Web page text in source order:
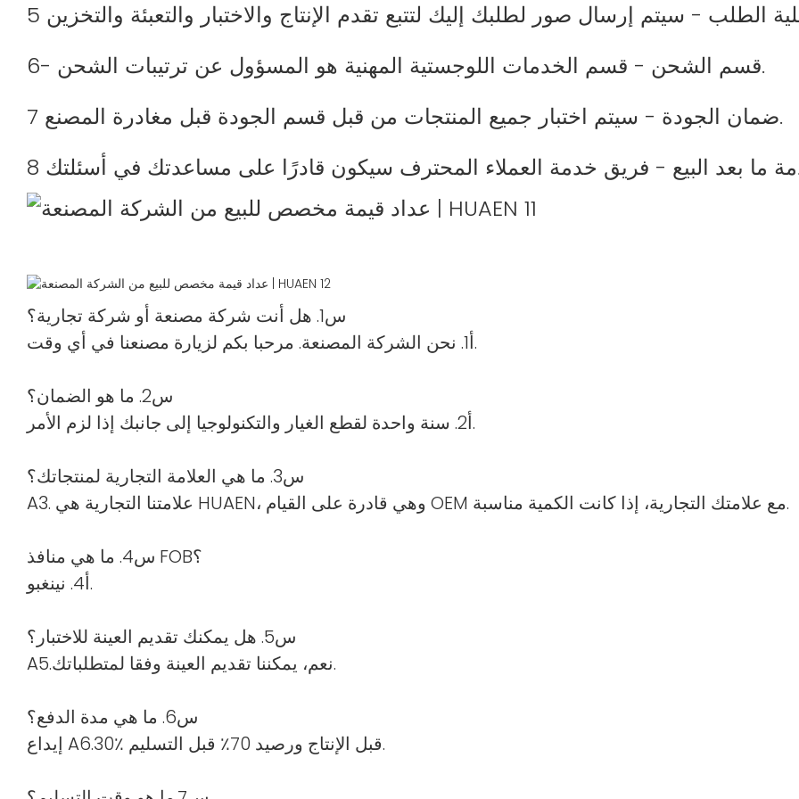
6- قسم الشحن - قسم الخدمات اللوجستية المهنية هو المسؤول عن ترتيبات الشحن.
7 ضمان الجودة - سيتم اختبار جميع المنتجات من قبل قسم الجودة قبل مغادرة المصنع.
س1. هل أنت شركة مصنعة أو شركة تجارية؟
أ1. نحن الشركة المصنعة. مرحبا بكم لزيارة مصنعنا في أي وقت.
س2. ما هو الضمان؟
أ2. سنة واحدة لقطع الغيار والتكنولوجيا إلى جانبك إذا لزم الأمر.
س3. ما هي العلامة التجارية لمنتجاتك؟
A3. علامتنا التجارية هي HUAEN، وهي قادرة على القيام OEM مع علامتك التجارية، إذا كانت الكمية مناسبة.
س4. ما هي منافذ FOB؟
أ4. نينغبو.
س5. هل يمكنك تقديم العينة للاختبار؟
A5.نعم، يمكننا تقديم العينة وفقا لمتطلباتك.
س6. ما هي مدة الدفع؟
إيداع A6.30٪ قبل الإنتاج ورصيد 70٪ قبل التسليم.